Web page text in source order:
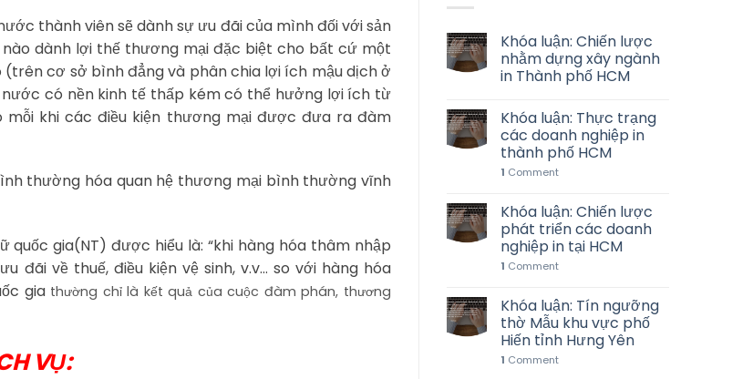
thành viên sẽ dành sự ưu đãi của mình đối với sản
dành lợi thế thương mại đặc biệt cho bất cứ một
cơ sở bình đẳng và phân chia lợi ích mậu dịch ở
có nền kinh tế thấp kém có thể hưởng lợi ích từ
khi các điều kiện thương mại được đưa ra đàm
thường hóa quan hệ thương mại bình thường vĩnh
gia(NT) được hiểu là: “khi hàng hóa thâm nhập
đãi về thuế, điều kiện vệ sinh, v.v… so với hàng hóa
gia thường chỉ là kết quả của cuộc đàm phán, thương
VỤ:
Khóa luận: Chiến lược
nhằm dựng xây ngành
in Thành phố HCM
Khóa luận: Thực trạng
các doanh nghiệp in
thành phố HCM
1 Comment
Khóa luận: Chiến lược
phát triển các doanh
nghiệp in tại HCM
1 Comment
Khóa luận: Tín ngưỡng
thờ Mẫu khu vực phố
Hiến tỉnh Hưng Yên
1 Comment